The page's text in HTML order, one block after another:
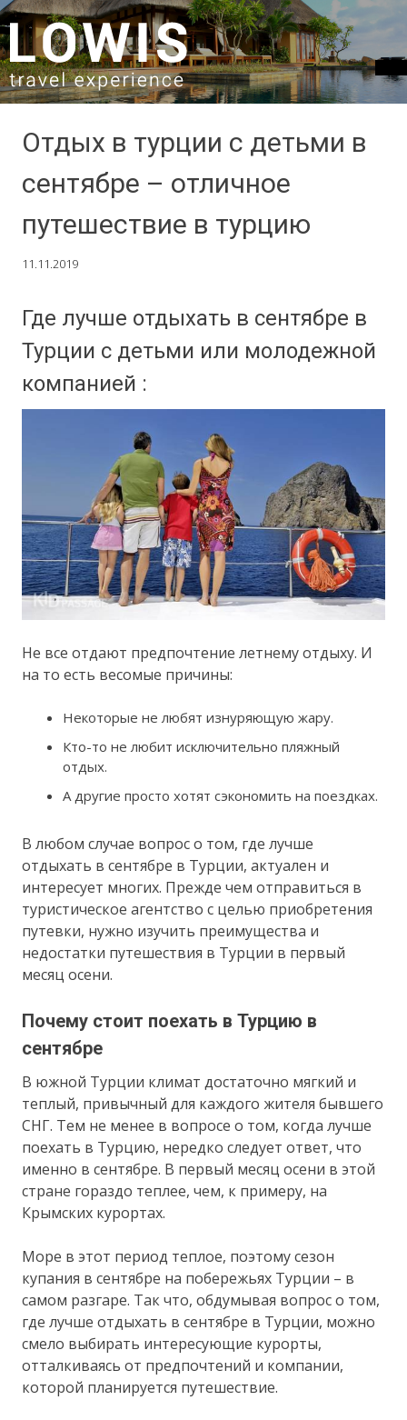
SKIP TO CONTENT
Отдых в турции с детьми в
сентябре – отличное
путешествие в турцию
11.11.2019
Где лучше отдыхать в сентябре в
Турции с детьми или молодежной
компанией :
Не все отдают предпочтение летнему отдыху. И
на то есть весомые причины:
Некоторые не любят изнуряющую жару.
Кто-то не любит исключительно пляжный
отдых.
А другие просто хотят сэкономить на поездках.
В любом случае вопрос о том, где лучше
отдыхать в сентябре в Турции, актуален и
интересует многих. Прежде чем отправиться в
туристическое агентство с целью приобретения
путевки, нужно изучить преимущества и
недостатки путешествия в Турции в первый
месяц осени.
Почему стоит поехать в Турцию в
сентябре
В южной Турции климат достаточно мягкий и
теплый, привычный для каждого жителя бывшего
СНГ. Тем не менее в вопросе о том, когда лучше
поехать в Турцию, нередко следует ответ, что
именно в сентябре. В первый месяц осени в этой
стране гораздо теплее, чем, к примеру, на
Крымских курортах.
Море в этот период теплое, поэтому сезон
купания в сентябре на побережьях Турции – в
самом разгаре. Так что, обдумывая вопрос о том,
где лучше отдыхать в сентябре в Турции, можно
смело выбирать интересующие курорты,
отталкиваясь от предпочтений и компании,
которой планируется путешествие.